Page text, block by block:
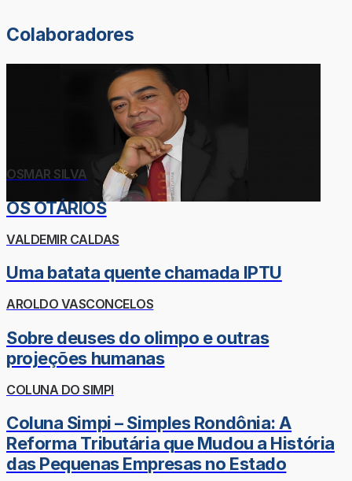
Colaboradores
OSMAR SILVA
OS OTÁRIOS
VALDEMIR CALDAS
Uma batata quente chamada IPTU
AROLDO VASCONCELOS
Sobre deuses do olimpo e outras
projeções humanas
COLUNA DO SIMPI
Coluna Simpi – Simples Rondônia: A
Reforma Tributária que Mudou a História
das Pequenas Empresas no Estado